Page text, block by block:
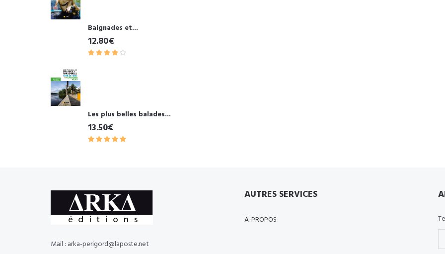
Baignades et...
12.80€
Les plus belles balades...
13.50€
Mail : arka-perigord@laposte.net
AUTRES SERVICES
A-PROPOS